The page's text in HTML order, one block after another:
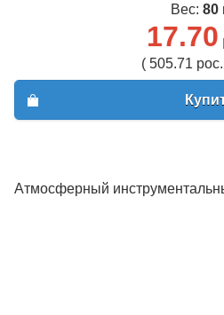
Вес: 80
17.70
( 505.71
Атмосферный